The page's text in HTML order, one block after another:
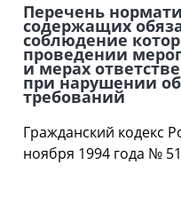
Перечень
содержащих
соблюдение
проведении
и мерах
при нарушении
требований
Гражданский кодекс
ноября 1994 года №